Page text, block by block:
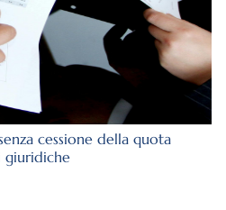
cessione della quota
giuridiche